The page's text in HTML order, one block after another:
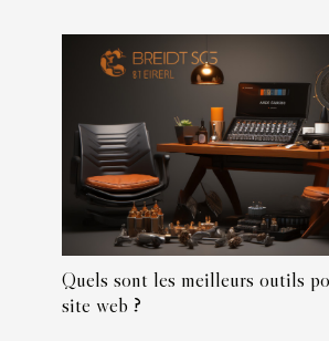
Quels sont les meilleurs outils
site web ?